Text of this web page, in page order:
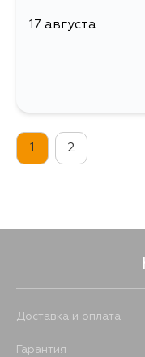
18 августа
22 августа
17 августа
1 2
Доставка и оплата
Гарантия